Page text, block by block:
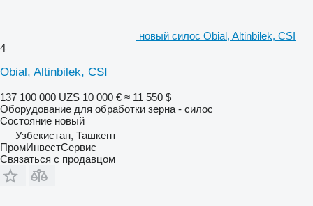
новый силос Obial, Altinbilek, CSI
4
Obial, Altinbilek, CSI
137 100 000 UZS 10 000 € ≈ 11 550 $
Оборудование для обработки зерна - силос
Состояние новый
Узбекистан, Ташкент
ПромИнвестСервис
Связаться с продавцом